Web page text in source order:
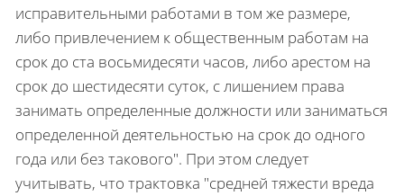
исправительными работами в том же размере,
либо привлечением к общественным работам на
срок до ста восьмидесяти часов, либо арестом на
срок до шестидесяти суток, с лишением права
занимать определенные должности или заниматься
определенной деятельностью на срок до одного
года или без такового". При этом следует
учитывать, что трактовка "средней тяжести вреда